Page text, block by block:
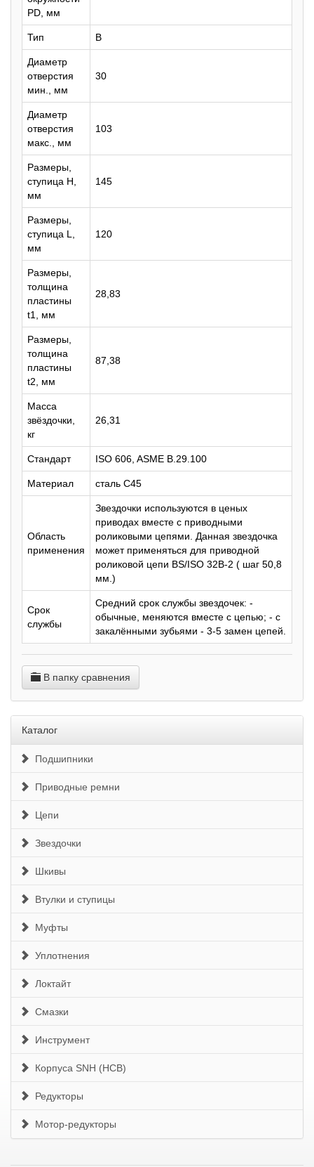
PD, мм
Тип B
Диаметр
отверстия
мин., мм
30
Диаметр
отверстия
макс., мм
103
Размеры,
ступица H,
мм
145
Размеры,
ступица L,
мм
120
Размеры,
толщина
пластины
t1, мм
28,83
Размеры,
толщина
пластины
t2, мм
87,38
Масса
звёздочки,
кг
26,31
Стандарт ISO 606, ASME B.29.100
Материал сталь C45
Область
применения
Звездочки используются в ценых
приводах вместе с приводными
роликовыми цепями. Данная звездочка
может применяться для приводной
роликовой цепи BS/ISO 32B-2 ( шаг 50,8
мм.)
Срок
службы
Средний срок службы звездочек: -
обычные, меняются вместе с цепью; - с
закалёнными зубьями - 3-5 замен цепей.
В папку сравнения
Каталог
Подшипники
Приводные ремни
Цепи
Звездочки
Шкивы
Втулки и ступицы
Муфты
Уплотнения
Локтайт
Смазки
Инструмент
Корпуса SNH (HCB)
Редукторы
Мотор-редукторы